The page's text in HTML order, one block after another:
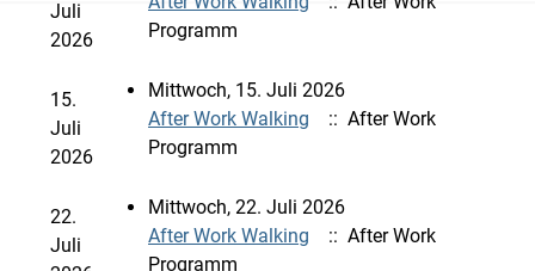
Juli
2026
Programm
15.
Juli
2026
Mittwoch, 15. Juli 2026
After Work Walking
:: After Work
Programm
22.
Juli
Mittwoch, 22. Juli 2026
After Work Walking
:: After Work
Programm